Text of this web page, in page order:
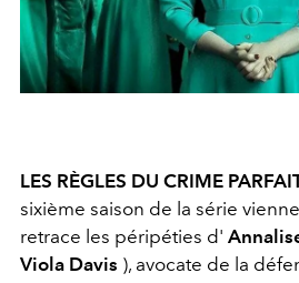
LES RÈGLES DU CRIME
sixième saison de la série
retrace les péripéties d'
Viola Davis ), avocate de la